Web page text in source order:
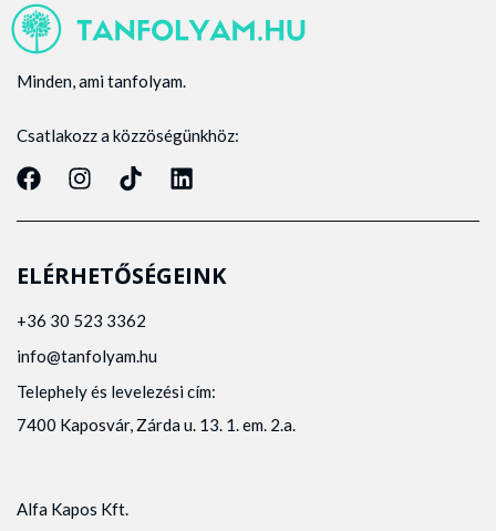
Minden, ami tanfolyam.
Csatlakozz a közzöségünkhöz:
ELÉRHETŐSÉGEINK
+36 30 523 3362
info@tanfolyam.hu
Telephely és levelezési cím:
7400 Kaposvár, Zárda u. 13. 1. em. 2.a.
Alfa Kapos Kft.